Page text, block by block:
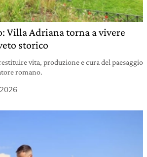
Villa Adriana torna a vivere
storico
vita, produzione e cura del paesaggio
romano.